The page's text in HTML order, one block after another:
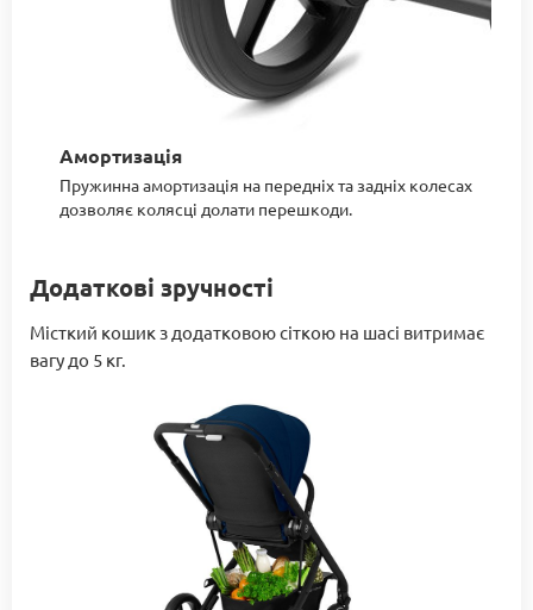
Амортизація
Пружинна амортизація на передніх та задніх колесах
дозволяє колясці долати перешкоди.
Додаткові зручності
Місткий кошик з додатковою сіткою на шасі витримає
вагу до 5 кг.